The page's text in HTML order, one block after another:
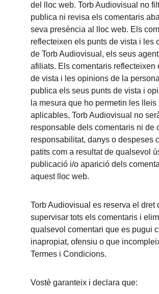
del lloc web. Torb Audiovisual no
publica ni revisa els comentaris
seva presència al lloc web. Els
reflecteixen els punts de vista i les
de Torb Audiovisual, els seus
afiliats. Els comentaris reflecteixen
de vista i les opinions de la
publica els seus punts de vista i
la mesura que ho permetin les lleis
aplicables, Torb Audiovisual no
responsable dels comentaris ni de
responsabilitat, danys o despeses
patits com a resultat de qualsevol
publicació i/o aparició dels
aquest lloc web.
Torb Audiovisual es reserva el dret
supervisar tots els comentaris i
qualsevol comentari que es pugui
inapropiat, ofensiu o que
Termes i Condicions.
Vostè garanteix i declara que: